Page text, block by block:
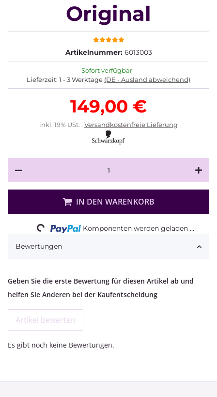
Original
Artikelnummer: 6013003
Sofort verfügbar
Lieferzeit: 1 - 3 Werktage (DE - Ausland abweichend)
149,00 €
inkl. 19% USt. , Versandkostenfreie Lieferung
IN DEN WARENKORB
Loading... Komponenten werden geladen ...
Bewertungen
Geben Sie die erste Bewertung für diesen Artikel ab und
helfen Sie Anderen bei der Kaufentscheidung
Artikel bewerten
Es gibt noch keine Bewertungen.